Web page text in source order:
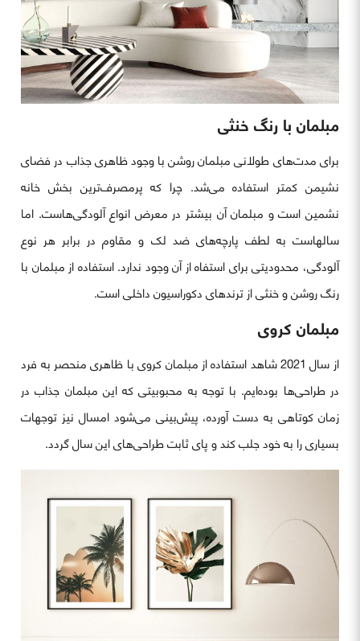
مبلمان با رنگ خنثی
برای مدت‌های طولانی مبلمان روشن با وجود ظاهری جذاب در فضای
نشیمن کمتر استفاده می‌شد. چرا که پرمصرف‌ترین بخش خانه
نشمین است و مبلمان آن بیشتر در معرض انواع آلودگی‌هاست. اما
سالهاست به لطف پارچه‌های ضد لک و مقاوم در برابر هر نوع
آلودگی، محدودیتی برای استفاه از آن وجود ندارد. استفاده از مبلمان با
رنگ روشن و خنثی از ترندهای دکوراسیون داخلی است.
مبلمان کروی
از سال 2021 شاهد استفاده از مبلمان کروی با ظاهری منحصر به فرد
در طراحی‌ها بوده‌ایم. با توجه به محبوبیتی که این مبلمان جذاب در
زمان کوتاهی به دست آورده، پیش‌بینی می‌شود امسال نیز توجهات
بسیاری را به خود جلب کند و پای ثابت طراحی‌های این سال گردد.